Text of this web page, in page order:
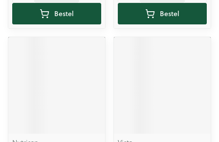
Bestel Bestel